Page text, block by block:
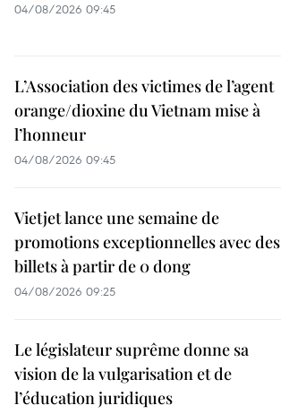
04/08/2026 09:45
L’Association des victimes de l’agent
orange/dioxine du Vietnam mise à
l’honneur
04/08/2026 09:45
Vietjet lance une semaine de
promotions exceptionnelles avec des
billets à partir de 0 dong
04/08/2026 09:25
Le législateur suprême donne sa
vision de la vulgarisation et de
l’éducation juridiques